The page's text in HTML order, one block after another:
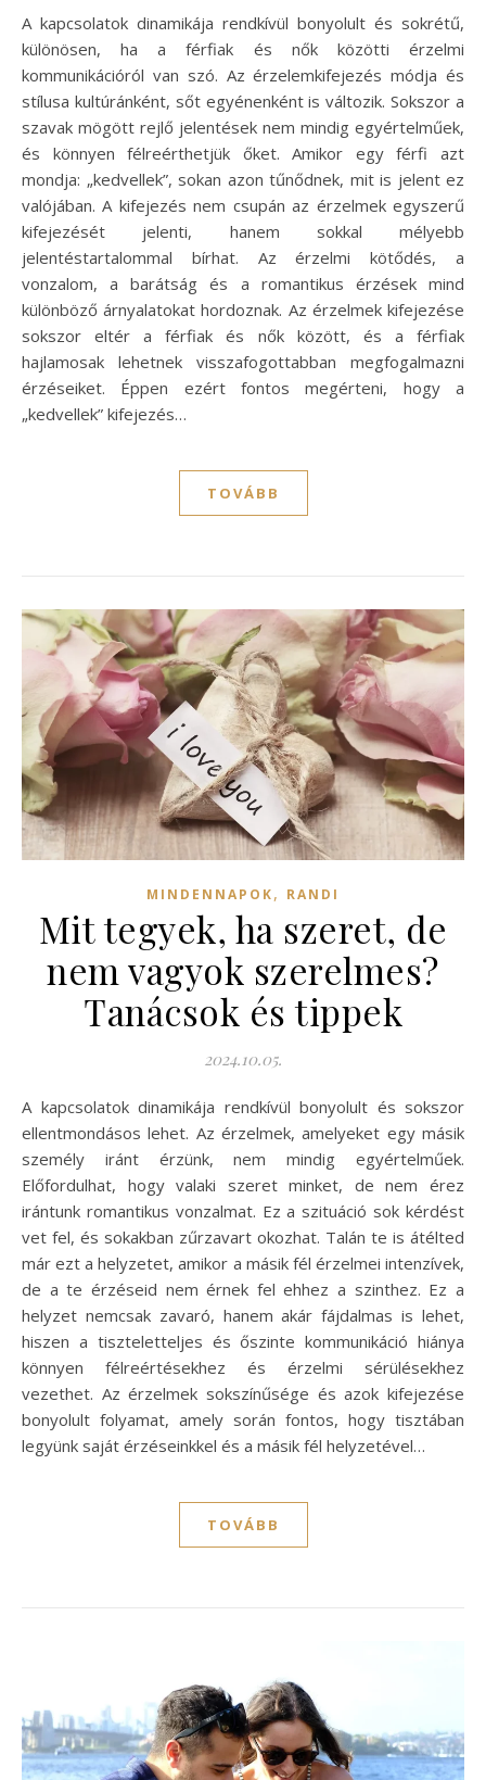
A kapcsolatok dinamikája rendkívül bonyolult és sokrétű,
különösen, ha a férfiak és nők közötti érzelmi
kommunikációról van szó. Az érzelemkifejezés módja és
stílusa kultúránként, sőt egyénenként is változik. Sokszor a
szavak mögött rejlő jelentések nem mindig egyértelműek,
és könnyen félreérthetjük őket. Amikor egy férfi azt
mondja: „kedvellek”, sokan azon tűnődnek, mit is jelent ez
valójában. A kifejezés nem csupán az érzelmek egyszerű
kifejezését jelenti, hanem sokkal mélyebb
jelentéstartalommal bírhat. Az érzelmi kötődés, a
vonzalom, a barátság és a romantikus érzések mind
különböző árnyalatokat hordoznak. Az érzelmek kifejezése
sokszor eltér a férfiak és nők között, és a férfiak
hajlamosak lehetnek visszafogottabban megfogalmazni
érzéseiket. Éppen ezért fontos megérteni, hogy a
„kedvellek” kifejezés…
TOVÁBB
MINDENNAPOK, RANDI
Mit tegyek, ha szeret, de
nem vagyok szerelmes?
Tanácsok és tippek
2024.10.05.
A kapcsolatok dinamikája rendkívül bonyolult és sokszor
ellentmondásos lehet. Az érzelmek, amelyeket egy másik
személy iránt érzünk, nem mindig egyértelműek.
Előfordulhat, hogy valaki szeret minket, de nem érez
irántunk romantikus vonzalmat. Ez a szituáció sok kérdést
vet fel, és sokakban zűrzavart okozhat. Talán te is átélted
már ezt a helyzetet, amikor a másik fél érzelmei intenzívek,
de a te érzéseid nem érnek fel ehhez a szinthez. Ez a
helyzet nemcsak zavaró, hanem akár fájdalmas is lehet,
hiszen a tiszteletteljes és őszinte kommunikáció hiánya
könnyen félreértésekhez és érzelmi sérülésekhez
vezethet. Az érzelmek sokszínűsége és azok kifejezése
bonyolult folyamat, amely során fontos, hogy tisztában
legyünk saját érzéseinkkel és a másik fél helyzetével…
TOVÁBB